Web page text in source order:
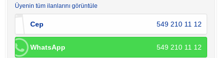
Üyenin tüm ilanlarını görüntüle
Cep 549 210 11 12
WhatsApp 549 210 11 12